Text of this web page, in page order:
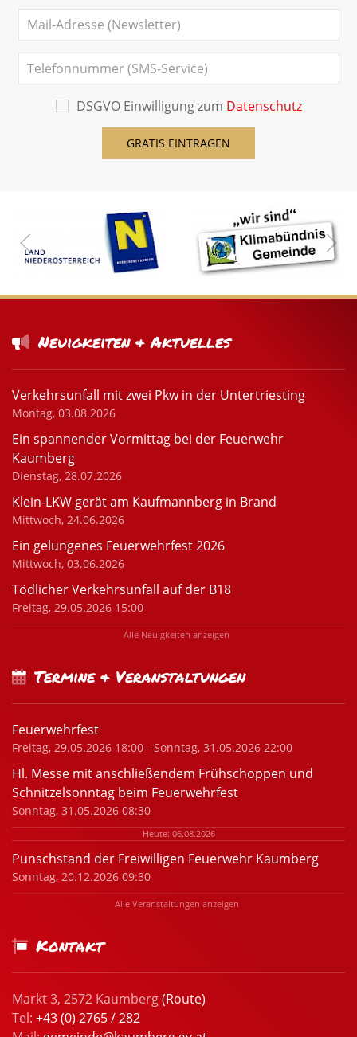
DSGVO Einwilligung zum Datenschutz
Neuigkeiten & Aktuelles
Verkehrsunfall mit zwei Pkw in der Untertriesting
Montag, 03.08.2026
Ein spannender Vormittag bei der Feuerwehr
Kaumberg
Dienstag, 28.07.2026
Klein-LKW gerät am Kaufmannberg in Brand
Mittwoch, 24.06.2026
Ein gelungenes Feuerwehrfest 2026
Mittwoch, 03.06.2026
Tödlicher Verkehrsunfall auf der B18
Freitag, 29.05.2026 15:00
Alle Neuigkeiten anzeigen
Termine & Veranstaltungen
Feuerwehrfest
Freitag, 29.05.2026 18:00 - Sonntag, 31.05.2026 22:00
Hl. Messe mit anschließendem Frühschoppen und
Schnitzelsonntag beim Feuerwehrfest
Sonntag, 31.05.2026 08:30
Heute: 06.08.2026
Punschstand der Freiwilligen Feuerwehr Kaumberg
Sonntag, 20.12.2026 09:30
Alle Veranstaltungen anzeigen
Kontakt
Markt 3, 2572 Kaumberg(Route)
Tel: +43 (0) 2765 / 282